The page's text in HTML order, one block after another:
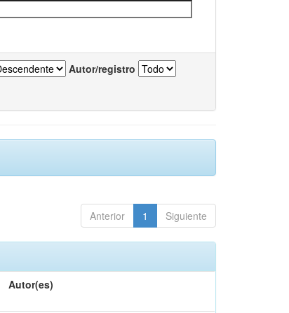
Autor/registro
Anterior 1 Siguiente
Autor(es)